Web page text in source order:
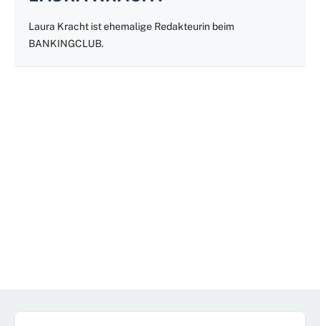
Laura Kracht ist ehemalige Redakteurin beim
BANKINGCLUB.